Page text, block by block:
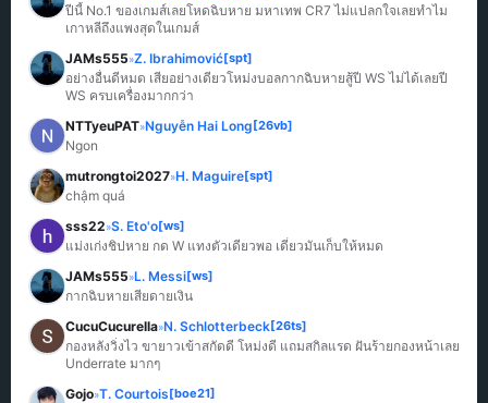
ปีนี้ No.1 ของเกมส์เลยโหดฉิบหาย มหาเทพ CR7 ไม่แปลกใจเลยทำไม
เกาหลีถึงแพงสุดในเกมส์
JAMs555»Z. Ibrahimović[spt]
อย่างอื่นดีหมด เสียอย่างเดียวโหม่งบอลกากฉิบหายสู้ปี WS ไม่ได้เลยปี
WS ครบเครื่องมากกว่า
NTTyeuPAT»Nguyễn Hai Long [26vb]
Ngon
mutrongtoi2027»H. Maguire[spt]
chậm quá
sss22»S. Eto'o[ws]
แม่งเก่งชิปหาย กด W แทงตัวเดียวพอ เดี๋ยวมันเก็บให้หมด
JAMs555»L. Messi[ws]
กากฉิบหายเสียดายเงิน
CucuCucurella»N. Schlotterbeck[26ts]
กองหลังวิ่งไว ขายาวเข้าสกัดดี โหม่งดี แถมสกิลแรด ฝันร้ายกองหน้าเลย
Underrate มากๆ
Gojo»T. Courtois[boe21]